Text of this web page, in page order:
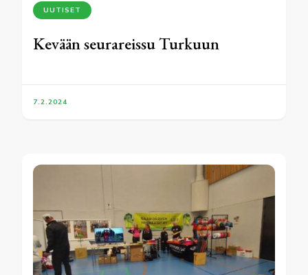
UUTISET
Kevään seurareissu Turkuun
7.2.2024